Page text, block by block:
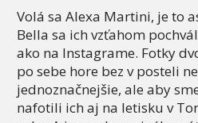
Volá sa Alexa Martini, je to
Bella sa ich vzťahom
ako na Instagrame. Fotky
po sebe hore bez v posteli
jednoznačnejšie, ale aby
nafotili ich aj na letisku v